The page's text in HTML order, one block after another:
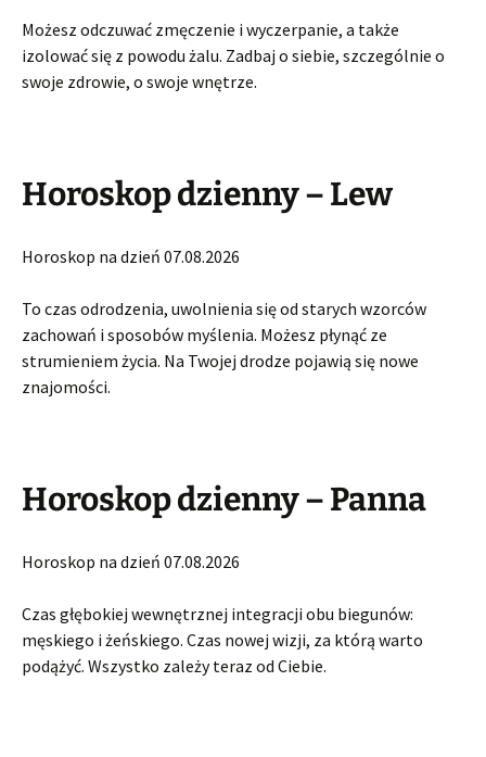
Możesz odczuwać zmęczenie i wyczerpanie, a także
izolować się z powodu żalu. Zadbaj o siebie, szczególnie o
swoje zdrowie, o swoje wnętrze.
Horoskop dzienny – Lew
Horoskop na dzień 07.08.2026
To czas odrodzenia, uwolnienia się od starych wzorców
zachowań i sposobów myślenia. Możesz płynąć ze
strumieniem życia. Na Twojej drodze pojawią się nowe
znajomości.
Horoskop dzienny – Panna
Horoskop na dzień 07.08.2026
Czas głębokiej wewnętrznej integracji obu biegunów:
męskiego i żeńskiego. Czas nowej wizji, za którą warto
podążyć. Wszystko zależy teraz od Ciebie.